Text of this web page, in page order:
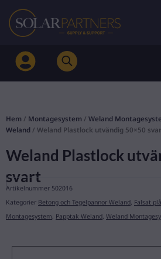
Hoppa
innehåll
Hem / Montagesystem / Weland
Weland / Weland Plastlock utvändig 50×50
Weland Plastlock
svart
Artikelnummer 502016
Kategorier Betong och Tegelpannor Weland, Falsat
Montagesystem, Papptak Weland, Weland